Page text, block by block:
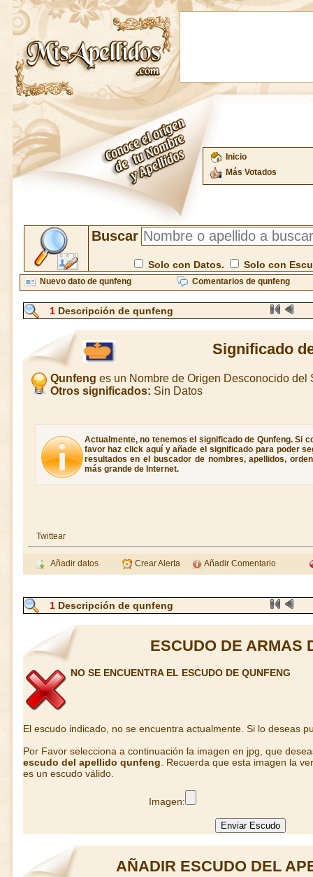
Inicio
Más Votados
Buscar
Solo con Datos. Solo con
Nuevo dato de qunfeng Comentarios de qunfeng
1 Descripción de qunfeng
Significado
Qunfeng es un Nombre de Origen Desconocido del
Otros significados: Sin Datos
Actualmente, no tenemos el significado de Qunfeng. Si
favor haz click aquí y añade el significado para poder
resultados en el buscador de nombres, apellidos,
más grande de Internet.
Twittear
Añadir datos Crear Alerta Añadir Comentario
1 Descripción de qunfeng
ESCUDO DE ARMAS
NO SE ENCUENTRA EL ESCUDO DE QUNFENG
El escudo indicado, no se encuentra actualmente. Si lo deseas
Por Favor selecciona a continuación la imagen en jpg, que
escudo del apellido qunfeng . Recuerda que esta imagen la
es un escudo válido.
Imagen:
AÑADIR ESCUDO DEL